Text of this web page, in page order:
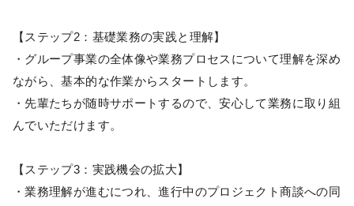
【ステップ2：基礎業務の実践と理解】
・グループ事業の全体像や業務プロセスについて理解を深め
ながら、基本的な作業からスタートします。
・先輩たちが随時サポートするので、安心して業務に取り組
んでいただけます。
【ステップ3：実践機会の拡大】
・業務理解が進むにつれ、進行中のプロジェクト商談への同